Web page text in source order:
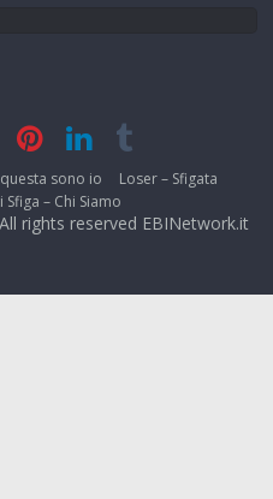
sono io
Loser – Sfigata
– Chi Siamo
rights reserved EBINetwork.it